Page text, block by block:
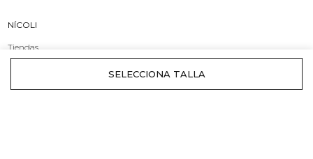
NÍCOLI
Tiendas
Compromiso